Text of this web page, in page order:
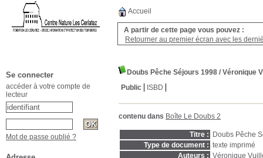
Accueil
A partir de cette page vous pouvez :
Retourner au premier écran avec les
Doubs Pêche Séjours 1998 / Véronique
Public
ISBD
contenu dans Boîte Le Doubs 2
Titre :
Doubs Pêche
Type de document : texte imprimé
Auteurs : Véronique
Se connecter
accéder à votre compte de
lecteur
Mot de passe oublié ?